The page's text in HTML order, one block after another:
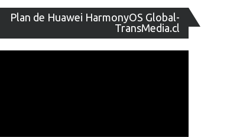
Plan de Huawei HarmonyOS Global-
TransMedia.cl
de
vídeo